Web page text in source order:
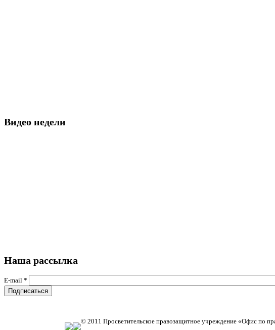
Видео недели
Наша рассылка
E-mail *
© 2011 Просветительское правозащитное учреждение «Офис по